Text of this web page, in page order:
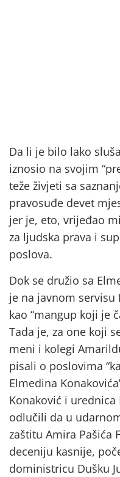
Da li je bilo lako
iznosio na svojim
teže živjeti sa
pravosuđe devet
jer je, eto, vrijeđao
za ljudska prava i
poslova.
Dok se družio sa
je na javnom servisu
kao “mangup koji je
Tada je, za one koji
meni i kolegi
pisali o poslovima
Elmedina
Konaković i urednica
odlučili da u
zaštitu Amira Pašića
deceniju kasnije,
doministricu Dušku